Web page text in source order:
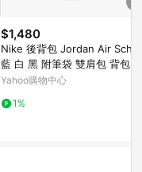
$1,480
Nike 後背包 Jordan Air School
藍 白 黑 附筆袋 雙肩包 背包 書
包 包包 JD2523015PS-004
Yahoo購物中心
1%